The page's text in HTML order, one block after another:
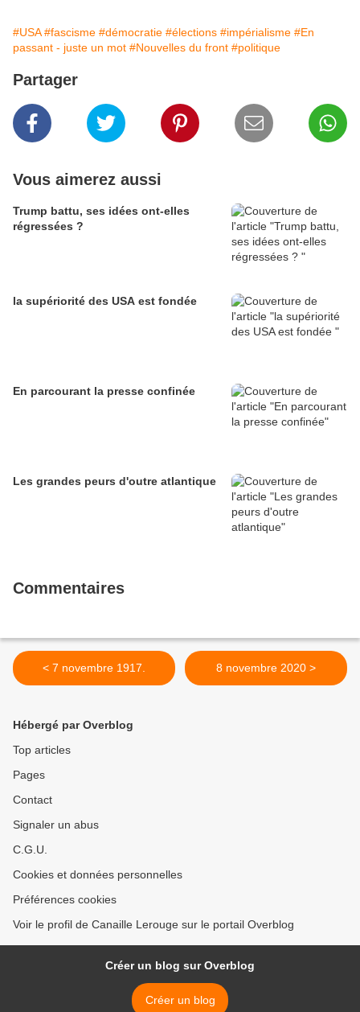
#USA #fascisme #démocratie #élections #impérialisme #En
passant - juste un mot #Nouvelles du front #politique
Partager
Vous aimerez aussi
Trump battu, ses idées ont-elles
régressées ?
la supériorité des USA est fondée
En parcourant la presse confinée
Les grandes peurs d'outre atlantique
Commentaires
< 7 novembre 1917. 8 novembre 2020 >
Hébergé par Overblog
Top articles
Pages
Contact
Signaler un abus
C.G.U.
Cookies et données personnelles
Préférences cookies
Voir le profil de Canaille Lerouge sur le portail Overblog
Créer un blog sur Overblog
Créer un blog